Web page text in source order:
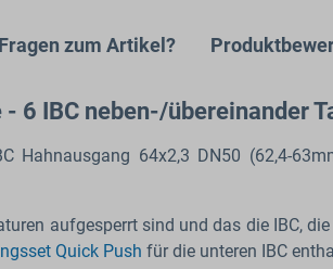
Fragen zum Artikel?
6 IBC neben-/übereinander
Hahnausgang 64x2,3 DN50 (62,4-
aufgesperrt sind und das die IBC,
Quick Push für die unteren IBC